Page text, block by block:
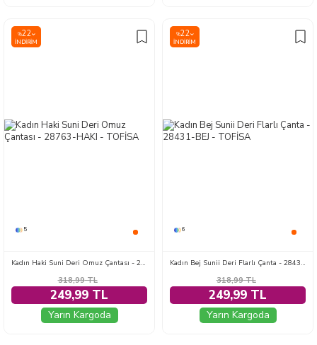
%22
İNDIRIM
5
Kadın Haki Suni Deri Omuz Çantası - 28763-HAKI
318,99TL
249,99 TL
Yarın Kargoda
%22
İNDIRIM
6
Kadın Bej Sunii Deri Flarlı Çanta - 28431-BEJ
318,99TL
249,99 TL
Yarın Kargoda